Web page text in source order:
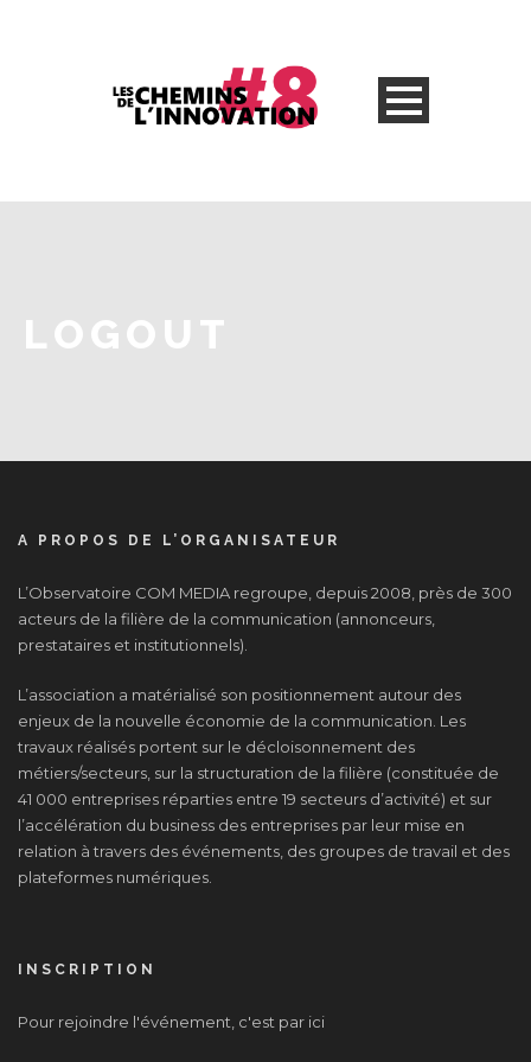
LOGOUT
A PROPOS DE L’ORGANISATEUR
L’Observatoire COM MEDIA regroupe, depuis 2008, près de 300
acteurs de la filière de la communication (annonceurs,
prestataires et institutionnels).
L’association a matérialisé son positionnement autour des
enjeux de la nouvelle économie de la communication. Les
travaux réalisés portent sur le décloisonnement des
métiers/secteurs, sur la structuration de la filière (constituée de
41 000 entreprises réparties entre 19 secteurs d’activité) et sur
l’accélération du business des entreprises par leur mise en
relation à travers des événements, des groupes de travail et des
plateformes numériques.
INSCRIPTION
Pour rejoindre l'événement, c'est par ici